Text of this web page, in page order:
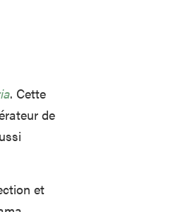
. Cette
de
et